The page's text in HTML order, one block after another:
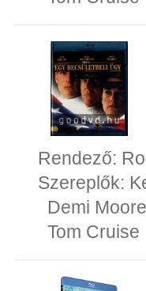
Rendező:
Szereplők:
Demi Moore
Tom Cruise